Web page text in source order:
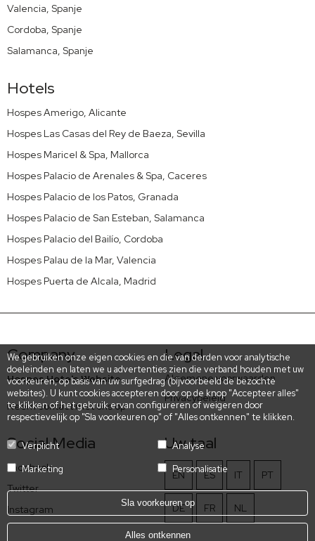
We gebruiken onze eigen cookies en die van derden voor analytische
doeleinden en laten we u advertenties zien die verband houden met uw
voorkeuren, op basis van uw surfgedrag (bijvoorbeeld de bezochte
websites). U kunt cookies accepteren door op de knop "Accepteer alles"
te klikken of het gebruik ervan configureren of weigeren door
respectievelijk op "Sla voorkeuren op" of "Alles ontkennen" te klikken.
Verplicht
Analyse
Marketing
Personalisatie
Sla voorkeuren op
Alles ontkennen
Valencia, Spanje
Cordoba, Spanje
Salamanca, Spanje
Hotels
Hospes Amerigo, Alicante
Hospes Las Casas del Rey de Baeza, Sevilla
Hospes Maricel & Spa, Mallorca
Hospes Palacio de Arenales & Spa, Caceres
Hospes Palacio de los Patos, Granada
Hospes Palacio de San Esteban, Salamanca
Hospes Palacio del Bailío, Cordoba
Hospes Palau de la Mar, Valencia
Hospes Puerta de Alcala, Madrid
Company
Hospes Hotels Website
Neem contact met ons op
Legal
Algemene voorwaarden
Privacybeleid
Social Media
Facebook
Twitter
Instagram
Uw taal
EN ES IT PT
DE FR NL